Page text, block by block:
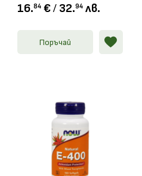
16.84 € / 32.94 лв.
Поръчай